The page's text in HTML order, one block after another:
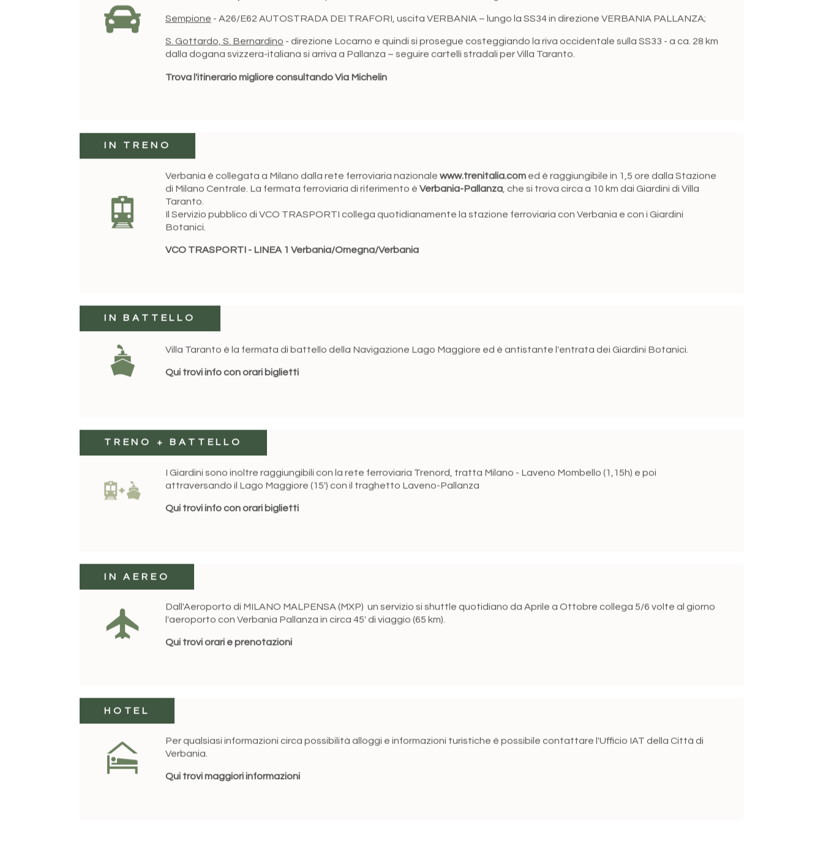
Sempione - A26/E62 AUTOSTRADA DEI TRAFORI, uscita VERBANIA – lungo la SS34 in direzione VERBANIA PALLANZA;
S. Gottardo, S. Bernardino - direzione Locarno e quindi si prosegue costeggiando la riva occidentale sulla SS33 - a ca. 28 km
dalla dogana svizzera-italiana si arriva a Pallanza – seguire cartelli stradali per Villa Taranto.
Trova l'itinerario migliore consultando Via Michelin
Verbania è collegata a Milano dalla rete ferroviaria nazionale www.trenitalia.com ed è raggiungibile in 1,5 ore dalla Stazione
di Milano Centrale. La fermata ferroviaria di riferimento è Verbania-Pallanza , che si trova circa a 10 km dai Giardini di Villa
Taranto.
Il Servizio pubblico di VCO TRASPORTI collega quotidianamente la stazione ferroviaria con Verbania e con i Giardini
Botanici.
VCO TRASPORTI - LINEA 1 Verbania/Omegna/Verbania
IN TRENO
Villa Taranto è la fermata di battello della Navigazione Lago Maggiore ed è antistante l'entrata dei Giardini Botanici.
Qui trovi info con orari biglietti
IN BATTELLO
I Giardini sono inoltre raggiungibili con la rete ferroviaria Trenord , tratta Milano - Laveno Mombello (1,15h) e poi
attraversando il Lago Maggiore (15') con il traghetto Laveno-Pallanza
Qui trovi info con orari biglietti
TRENO + BATTELLO
Dall'Aeroporto di MILANO MALPENSA (MXP) un servizio si shuttle quotidiano da Aprile a Ottobre collega 5/6 volte al giorno
l'aeroporto con Verbania Pallanza in circa 45' di viaggio (65 km).
Qui trovi orari e prenotazioni
IN AEREO
Per qualsiasi informazioni circa possibilità alloggi e informazioni turistiche è possibile contattare l'Ufficio IAT della Città di
Verbania.
Qui trovi maggiori informazioni
HOTEL